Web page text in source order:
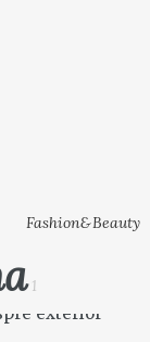
Fashion&Beauty
1